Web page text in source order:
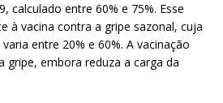
calculado entre 60% e 75%. Esse
à vacina contra a gripe sazonal, cuja
entre 20% e 60%. A vacinação
gripe, embora reduza a carga da